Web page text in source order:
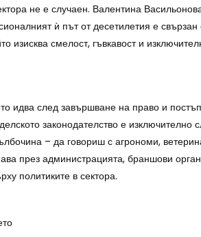
не е случаен. Валентина
ѝ път от десетилетия е свързан
изисква смелост, гъвкавост и
идва след завършване на право и
законодателство е
– да говориш с агрономи,
през администрацията, браншови
политиките в сектора.